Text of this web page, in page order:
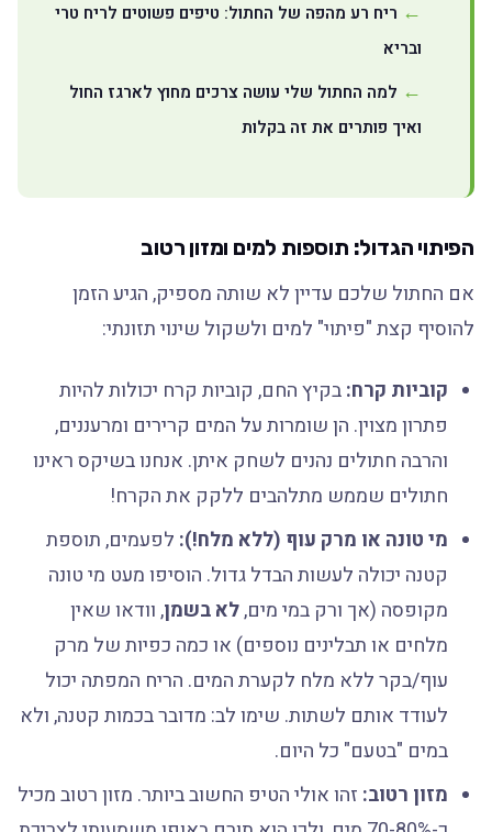
ריח רע מהפה של החתול: טיפים פשוטים לריח טרי
ובריא
למה החתול שלי עושה צרכים מחוץ לארגז החול
ואיך פותרים את זה בקלות
הפיתוי הגדול: תוספות למים ומזון רטוב
אם החתול שלכם עדיין לא שותה מספיק, הגיע הזמן
להוסיף קצת "פיתוי" למים ולשקול שינוי תזונתי:
קוביות קרח:בקיץ החם, קוביות קרח יכולות להיות
פתרון מצוין. הן שומרות על המים קרירים ומרעננים,
והרבה חתולים נהנים לשחק איתן. אנחנו בשיקס ראינו
חתולים שממש מתלהבים ללקק את הקרח!
מי טונה או מרק עוף (ללא מלח!):לפעמים, תוספת
קטנה יכולה לעשות הבדל גדול. הוסיפו מעט מי טונה
מקופסה (אך ורק במי מים,לא בשמן, וודאו שאין
מלחים או תבלינים נוספים) או כמה כפיות של מרק
עוף/בקר ללא מלח לקערת המים. הריח המפתה יכול
לעודד אותם לשתות. שימו לב: מדובר בכמות קטנה, ולא
במים "בטעם" כל היום.
מזון רטוב:זהו אולי הטיפ החשוב ביותר. מזון רטוב מכיל